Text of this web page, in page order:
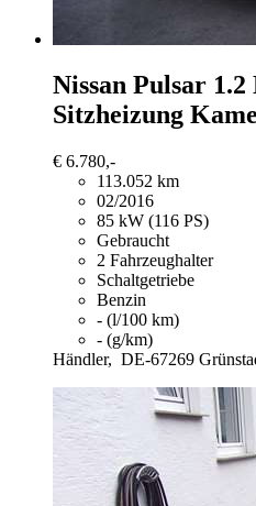
Nissan Pulsar
Sitzheizung
€ 6.780,-
113.052 km
02/2016
85 kW (116 PS)
Gebraucht
2 Fahrzeughalter
Schaltgetriebe
Benzin
- (l/100 km)
- (g/km)
Händler, DE-67269